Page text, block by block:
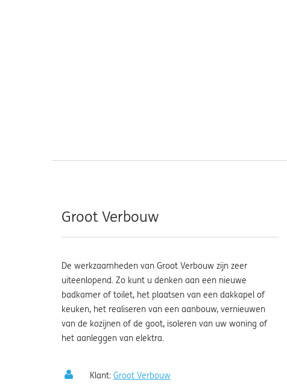
Groot Verbouw
De werkzaamheden van Groot Verbouw zijn zeer
uiteenlopend. Zo kunt u denken aan een nieuwe
badkamer of toilet, het plaatsen van een dakkapel of
keuken, het realiseren van een aanbouw, vernieuwen
van de kozijnen of de goot, isoleren van uw woning of
het aanleggen van elektra.
Klant:Groot Verbouw